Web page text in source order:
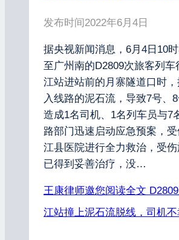
发布时间2022年6月4日
据央视新闻消息，6月4日10
至广州南的D2809次旅客列车
江站进站前的月寨隧道口时
入线路的泥石流，导致7号、
造成1名司机、1名列车员与7
路部门迅速启动应急预案，
江县医院进行全力救治，受
已得到妥善治疗，没…
王康律师邀您阅读全文
江站撞上泥石流脱线，司机